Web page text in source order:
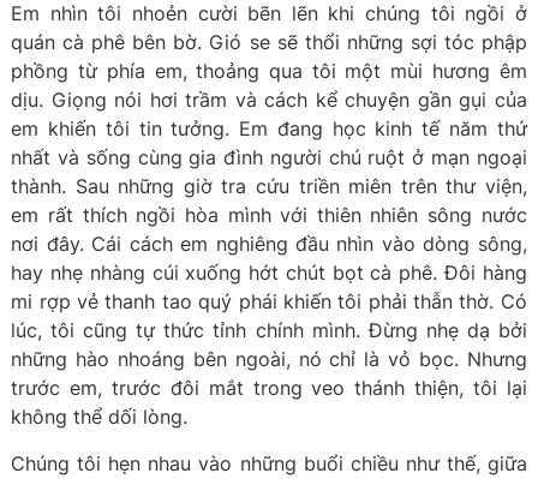
Em nhìn tôi nhoẻn cười bẽn lẽn khi chúng tôi ngồi ở
quán cà phê bên bờ. Gió se sẽ thổi những sợi tóc phập
phồng từ phía em, thoảng qua tôi một mùi hương êm
dịu. Giọng nói hơi trầm và cách kể chuyện gần gụi của
em khiến tôi tin tưởng. Em đang học kinh tế năm thứ
nhất và sống cùng gia đình người chú ruột ở mạn ngoại
thành. Sau những giờ tra cứu triền miên trên thư viện,
em rất thích ngồi hòa mình với thiên nhiên sông nước
nơi đây. Cái cách em nghiêng đầu nhìn vào dòng sông,
hay nhẹ nhàng cúi xuống hớt chút bọt cà phê. Đôi hàng
mi rợp vẻ thanh tao quý phái khiến tôi phải thẫn thờ. Có
lúc, tôi cũng tự thức tỉnh chính mình. Đừng nhẹ dạ bởi
những hào nhoáng bên ngoài, nó chỉ là vỏ bọc. Nhưng
trước em, trước đôi mắt trong veo thánh thiện, tôi lại
không thể dối lòng.
Chúng tôi hẹn nhau vào những buổi chiều như thế, giữa